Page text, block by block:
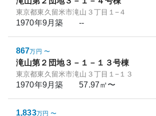
東京都東久留米市滝山３丁目１−４
1970年9月築 --
867万円 〜
滝山第２団地３－１－１３号棟
東京都東久留米市滝山３丁目１−１３
1970年9月築 57.97㎡〜
1,833万円 〜